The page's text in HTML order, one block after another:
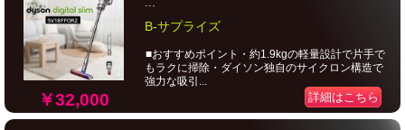
￥32,000
B-サプライズ
■おすすめポイント・約1.9kgの軽量設計で片手で
もラクに掃除・ダイソン独自のサイクロン構造で
強力な吸引...
詳細はこちら